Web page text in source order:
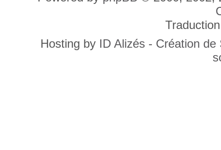
Hosting by ID Alizés - Création